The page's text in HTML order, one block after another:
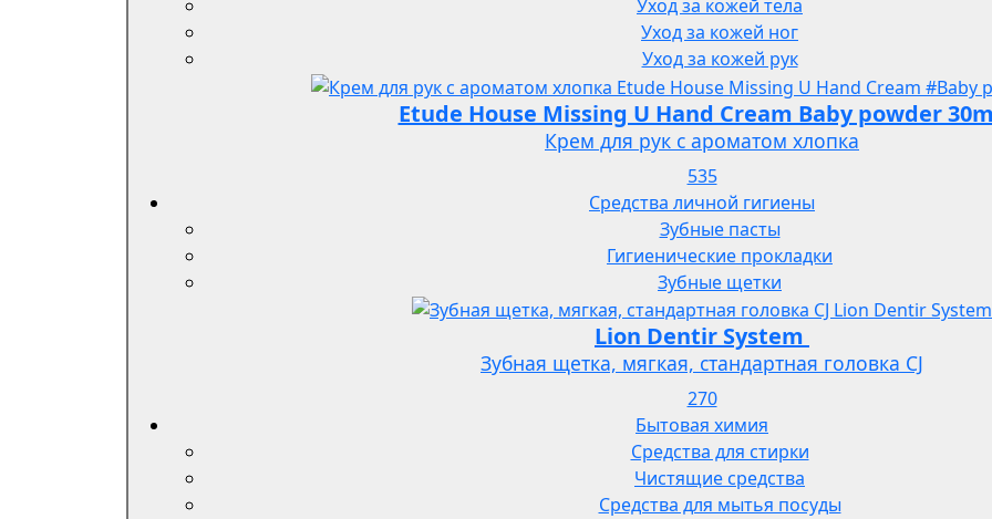
Уход за кожей тела
Уход за кожей ног
Уход за кожей рук
Etude House Missing U Hand Cream Baby powder
Крем для рук с ароматом хлопка
535
Средства личной гигиены
Зубные пасты
Гигиенические прокладки
Зубные щетки
Lion Dentir System
Зубная щетка, мягкая, стандартная головка СJ
270
Бытовая химия
Средства для стирки
Чистящие средства
Средства для мытья посуды